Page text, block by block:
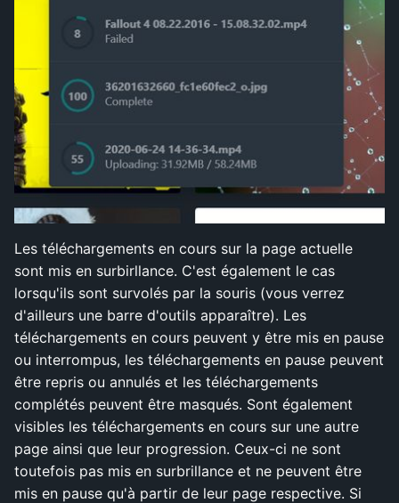
Les téléchargements en cours sur la page actuelle
sont mis en surbirllance. C'est également le cas
lorsqu'ils sont survolés par la souris (vous verrez
d'ailleurs une barre d'outils apparaître). Les
téléchargements en cours peuvent y être mis en pause
ou interrompus, les téléchargements en pause peuvent
être repris ou annulés et les téléchargements
complétés peuvent être masqués. Sont également
visibles les téléchargements en cours sur une autre
page ainsi que leur progression. Ceux-ci ne sont
toutefois pas mis en surbrillance et ne peuvent être
mis en pause qu'à partir de leur page respective. Si